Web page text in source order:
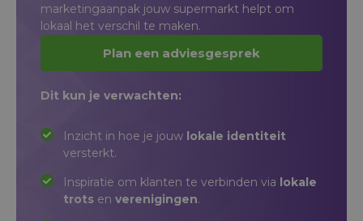
marketingaanpak jouw supermarkt helpt om
lokaal het verschil te maken.
Plan een adviesgesprek
Dit kun je verwachten:
Inzicht in hoe je jouw lokale identiteit
versterkt.
Inspiratie om klanten te verbinden via lokale
trots en verenigingen.